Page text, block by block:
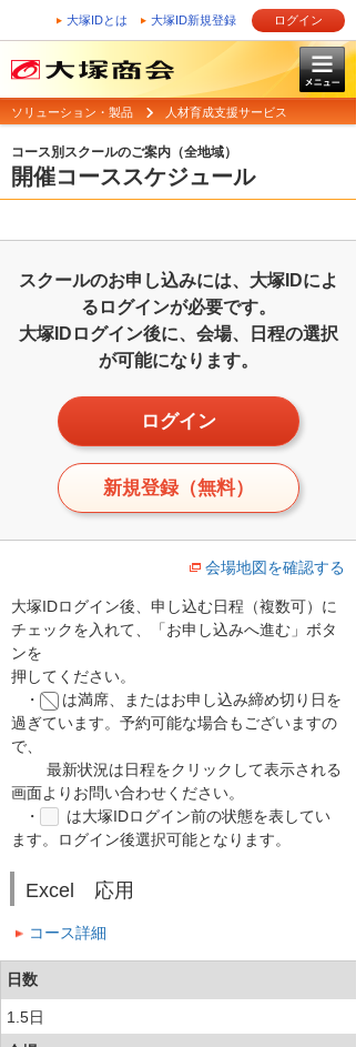
大塚IDとは 大塚ID新規登録 ログイン
ソリューション・製品 人材育成支援サービス
コース別スクールのご案内（全地域）
開催コーススケジュール
スクールのお申し込みには、大塚IDによ
るログインが必要です。
大塚IDログイン後に、会場、日程の選択
が可能になります。
ログイン
新規登録（無料）
会場地図を確認する
大塚IDログイン後、申し込む日程（複数可）に
チェックを入れて、「お申し込みへ進む」ボタ
ンを
押してください。
・
は満席、またはお申し込み締め切り日を
過ぎています。予約可能な場合もございますの
で、
最新状況は日程をクリックして表示される
画面よりお問い合わせください。
・
は大塚IDログイン前の状態を表してい
ます。ログイン後選択可能となります。
Excel 応用
コース詳細
日数
1.5日